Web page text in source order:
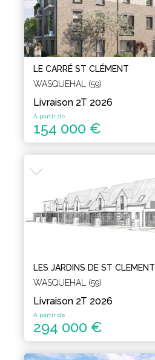
LE CARRÉ ST CLÉMENT
WASQUEHAL (59)
Livraison 2T 2026
A partir de
154 000 €
LES JARDINS DE ST CLEMENT
WASQUEHAL (59)
Livraison 2T 2026
A partir de
294 000 €